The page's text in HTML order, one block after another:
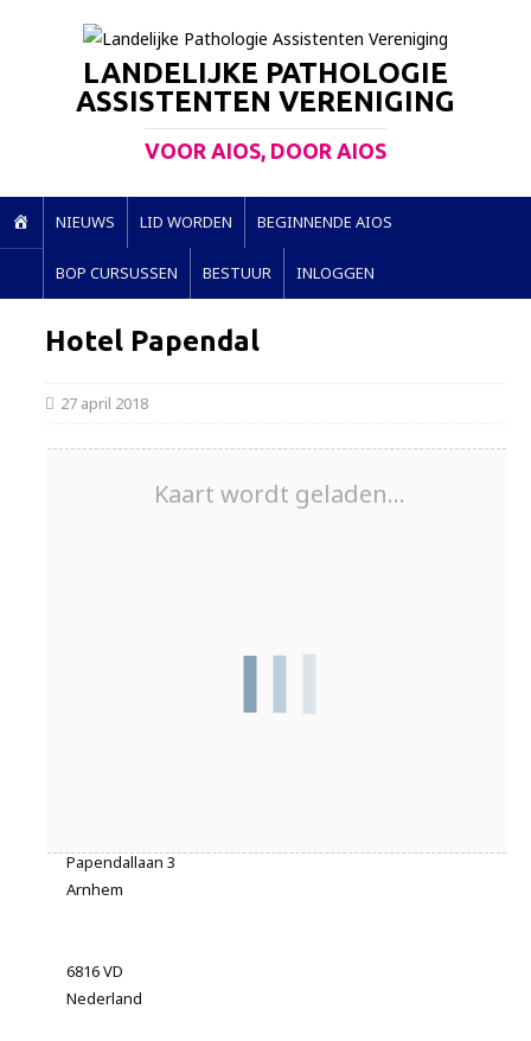
LANDELIJKE PATHOLOGIE
ASSISTENTEN VERENIGING
VOOR AIOS, DOOR AIOS
O
E
NIEUWS LID WORDEN BEGINNENDE AIOS
BOP CURSUSSEN BESTUUR INLOGGEN
Hotel Papendal
27 april 2018
Kaart wordt geladen...
Papendallaan 3
Arnhem
6816 VD
Nederland